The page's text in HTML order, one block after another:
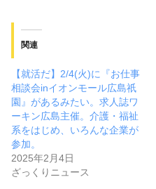
関連
【就活だ】2/4(火)に『お仕事
相談会inイオンモール広島祇
園』があるみたい。求人誌ワ
ーキン広島主催。介護・福祉
系をはじめ、いろんな企業が
参加。
2025年2月4日
ざっくりニュース